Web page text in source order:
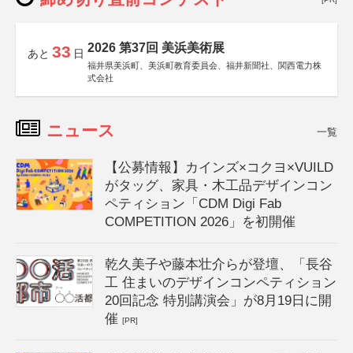
あと 33 日 2026 第37回 美浜美術展
福井県美浜町、美浜町教育委員会、福井新聞社、関西電力株
式会社
ニュース 一覧
【公募情報】カインズ×コクヨ×VUILD
がタッグ、家具・木工品デザインコン
ペティション「CDM Digi Fab
COMPETITION 2026」を初開催
乾久美子や藤本壮介らが登壇、「長谷
工 住まいのデザインコンペティション
20回記念 特別講演会」が8月19日に開
催[PR]